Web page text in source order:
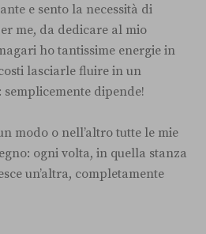
e sento la necessità di
me, da dedicare al mio
ho tantissime energie in
lasciarle fluire in un
dipende!
modo o nell’altro tutte le mie
ogni volta, in quella stanza
un’altra, completamente